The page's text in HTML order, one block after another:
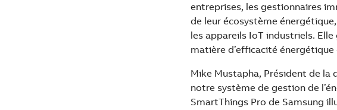
entreprises, les gestionnaires
de leur écosystème
les appareils IoT industriels.
matière d’efficacité
Mike Mustapha, Président de la
notre système de gestion de
SmartThings Pro de Samsung